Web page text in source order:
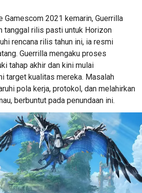
Gamescom 2021 kemarin, Guerrilla
tanggal rilis pasti untuk Horizon
rencana rilis tahun ini, ia resmi
Guerrilla mengaku proses
tahap akhir dan kini mulai
target kualitas mereka. Masalah
pola kerja, protokol, dan melahirkan
berbuntut pada penundaan ini.